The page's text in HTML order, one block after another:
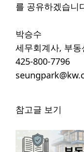
를 공유하겠습니
박승수
세무회계사, 부
425-800-7796
참고글 보기